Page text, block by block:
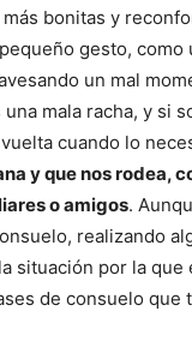
bonitas y
gesto,
un mal
mala racha, y si
cuando lo
y que nos rodea,
o amigos.
realizando
situación por la que
de consuelo que